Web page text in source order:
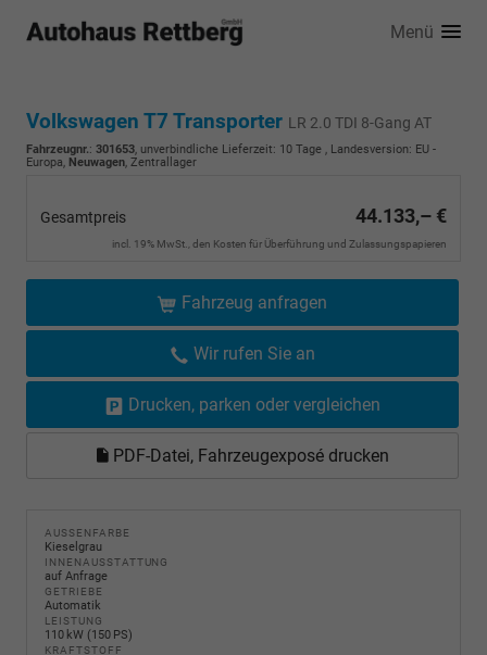
Menü
Volkswagen T7 Transporter LR 2.0 TDI 8-Gang AT
Fahrzeugnr.: 301653, unverbindliche Lieferzeit: 10 Tage , Landesversion: EU -
Europa, Neuwagen, Zentrallager
Gesamtpreis 44.133,– €
incl. 19% MwSt., den Kosten für Überführung und Zulassungspapieren
Fahrzeug anfragen
Wir rufen Sie an
Drucken, parken oder vergleichen
PDF-Datei, Fahrzeugexposé drucken
AUSSENFARBE
Kieselgrau
INNENAUSSTATTUNG
auf Anfrage
GETRIEBE
Automatik
LEISTUNG
110 kW (150 PS)
KRAFTSTOFF